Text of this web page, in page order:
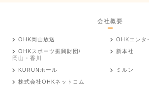
会社概要
OHK岡山放送
OHKエンタ
OHKスポーツ振興財団/
岡山・香川
新本社
KURUNホール
ミルン
株式会社OHKネットコム